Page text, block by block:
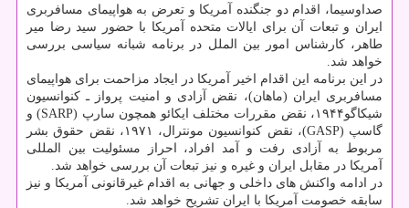
صداوسیما، اقدام دو جنگنده آمریکا و تعرض به هواپیمای مسافربری
ایران و تبعات آن برای ایالات متحده آمریکا با حضور سید رضا میر
طاهر، کارشناس امور بین الملل در برنامه شبانه سیاسی بررسی
خواهد شد.
در این برنامه این اقدام اخیر آمریکا در ایجاد مزاحمت برای هواپیمای
مسافربری ایران (ماهان)، نقض آزادی و امنیت پرواز ـ کنوانسیون
شیکاگو۱۹۴۴، نقض مقررات مختلف ایکائو همچون سارپ (SARP) و
گاسپ (GASP)، نقض کنوانسیون مونترال، ۱۹۷۱، نقض حقوق بشر
مربوط به آزادی رفت و آمد افراد، احراز مسئولیت بین المللی
آمریکا در مقابل ایران و غیره و نیز تبعات آن بررسی خواهد شد.
در ادامه واکنش های داخلی و جهانی به اقدام غیرقانونی آمریکا و نیز
سابقه خصومت آمریکا با ایران تشریح خواهد شد.